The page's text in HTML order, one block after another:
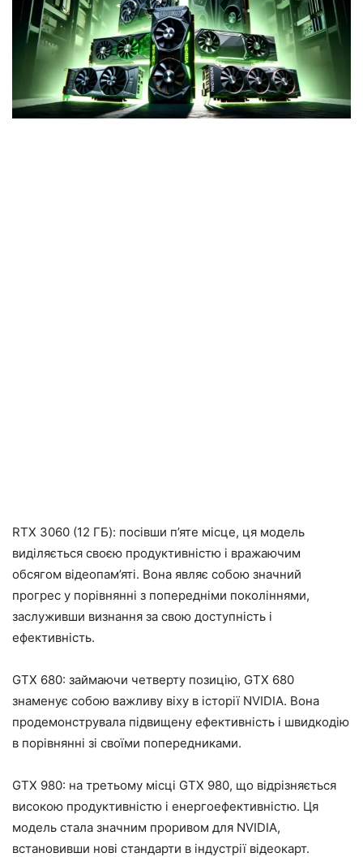
RTX 3060 (12 ГБ): посівши п’яте місце, ця модель
виділяється своєю продуктивністю і вражаючим
обсягом відеопам’яті. Вона являє собою значний
прогрес у порівнянні з попередніми поколіннями,
заслуживши визнання за свою доступність і
ефективність.
GTX 680: займаючи четверту позицію, GTX 680
знаменує собою важливу віху в історії NVIDIA. Вона
продемонструвала підвищену ефективність і швидкодію
в порівнянні зі своїми попередниками.
GTX 980: на третьому місці GTX 980, що відрізняється
високою продуктивністю і енергоефективністю. Ця
модель стала значним проривом для NVIDIA,
встановивши нові стандарти в індустрії відеокарт.